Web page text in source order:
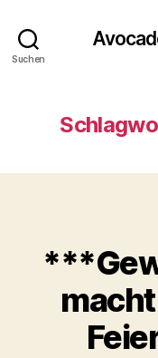
Suchen